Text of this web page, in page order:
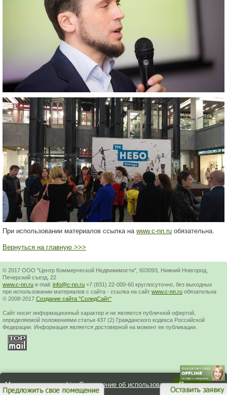
При использовании материалов ссылка на www.c-nn.ru обязательна.
Вернуться на главную >>>
© 2017 ООО "Центр Коммерческой Недвижимости", 603093, Нижний Новгород,
Печерский съезд, 22
www.c-nn.ru e-mail: info@c-nn.ru +7 (831) 22-000-60 круглосуточно, без выходных
при использовании материалов с сайта - ссылка на сайт www.c-nn.ru обязательна
© 2008-2017 Создание сайта "СолидСайт"
Cайт носит информационный характер и не является публичной офертой,
определяемой положениями статьи 437 (2) Гражданского кодекса Российской
Федерации. Информация является достоверной на момент ее публикации.
Мы используем cookie.Соглашение об использовании Принять